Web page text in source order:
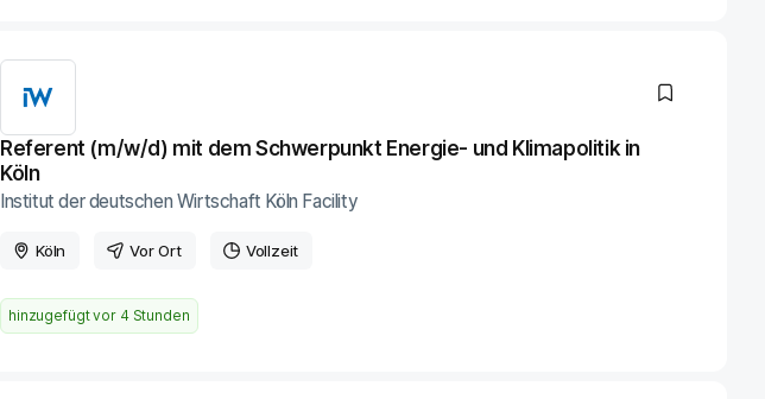
Referent (m/w/d) mit dem Schwerpunkt Energie- und Klimapolitik in
Köln
Institut der deutschen Wirtschaft Köln Facility
Köln Vor Ort Vollzeit
hinzugefügt vor 4 Stunden